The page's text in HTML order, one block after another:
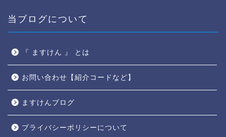
当ブログについて
『 ますけん 』 とは
お問い合わせ【紹介コードなど】
ますけんブログ
プライバシーポリシーについて